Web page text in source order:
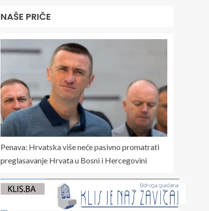
NAŠE PRIČE
Penava: Hrvatska više neće pasivno promatrati
preglasavanje Hrvata u Bosni i Hercegovini